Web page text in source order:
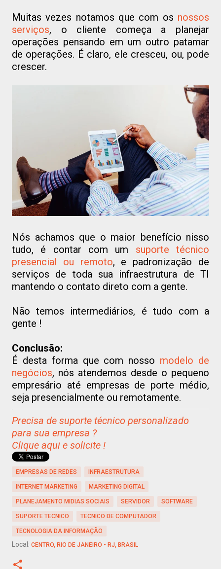
Muitas vezes notamos que com os nossos
serviços, o cliente começa a planejar
operações pensando em um outro patamar
de operações. É claro, ele cresceu, ou, pode
crescer.
Nós achamos que o maior benefício nisso
tudo, é contar com um suporte técnico
presencial ou remoto, e padronização de
serviços de toda sua infraestrutura de TI
mantendo o contato direto com a gente.
Não temos intermediários, é tudo com a
gente !
Conclusão:
É desta forma que com nosso modelo de
negócios, nós atendemos desde o pequeno
empresário até empresas de porte médio,
seja presencialmente ou remotamente.
Precisa de suporte técnico personalizado
para sua empresa ?
Clique aqui e solicite !
EMPRESAS DE REDES INFRAESTRUTURA
INTERNET MARKETING MARKETING DIGITAL
PLANEJAMENTO MIDIAS SOCIAIS SERVIDOR SOFTWARE
SUPORTE TECNICO TECNICO DE COMPUTADOR
TECNOLOGIA DA INFORMAÇÃO
Local: CENTRO, RIO DE JANEIRO - RJ, BRASIL